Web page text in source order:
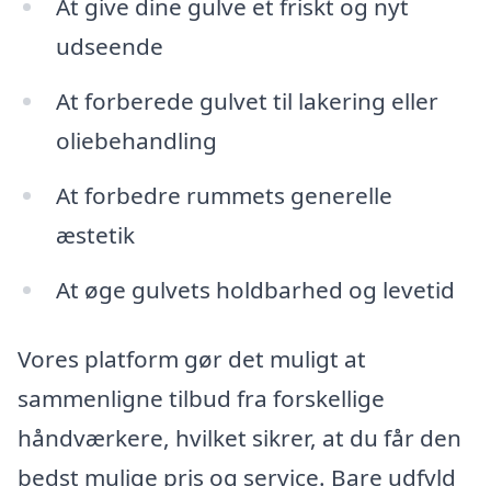
At give dine gulve et friskt og nyt
udseende
At forberede gulvet til lakering eller
oliebehandling
At forbedre rummets generelle
æstetik
At øge gulvets holdbarhed og levetid
Vores platform gør det muligt at
sammenligne tilbud fra forskellige
håndværkere, hvilket sikrer, at du får den
bedst mulige pris og service. Bare udfyld